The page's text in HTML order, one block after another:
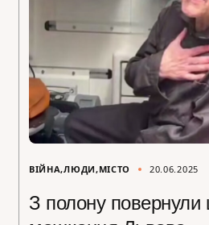
ВІЙНА ЛЮДИ МІСТО 20.06.2025
З полону повернули